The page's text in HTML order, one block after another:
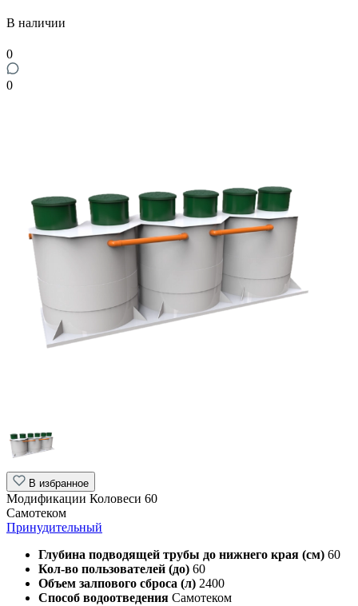
В наличии
0
0
В избранное
Модификации Коловеси 60
Самотеком
Принудительный
Глубина подводящей трубы до нижнего края (см) 60
Кол-во пользователей (до) 60
Объем залпового сброса (л) 2400
Способ водоотведения Самотеком